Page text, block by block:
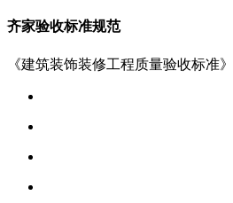
齐家验收标准规范
《建筑装饰装修工程质量验收标准